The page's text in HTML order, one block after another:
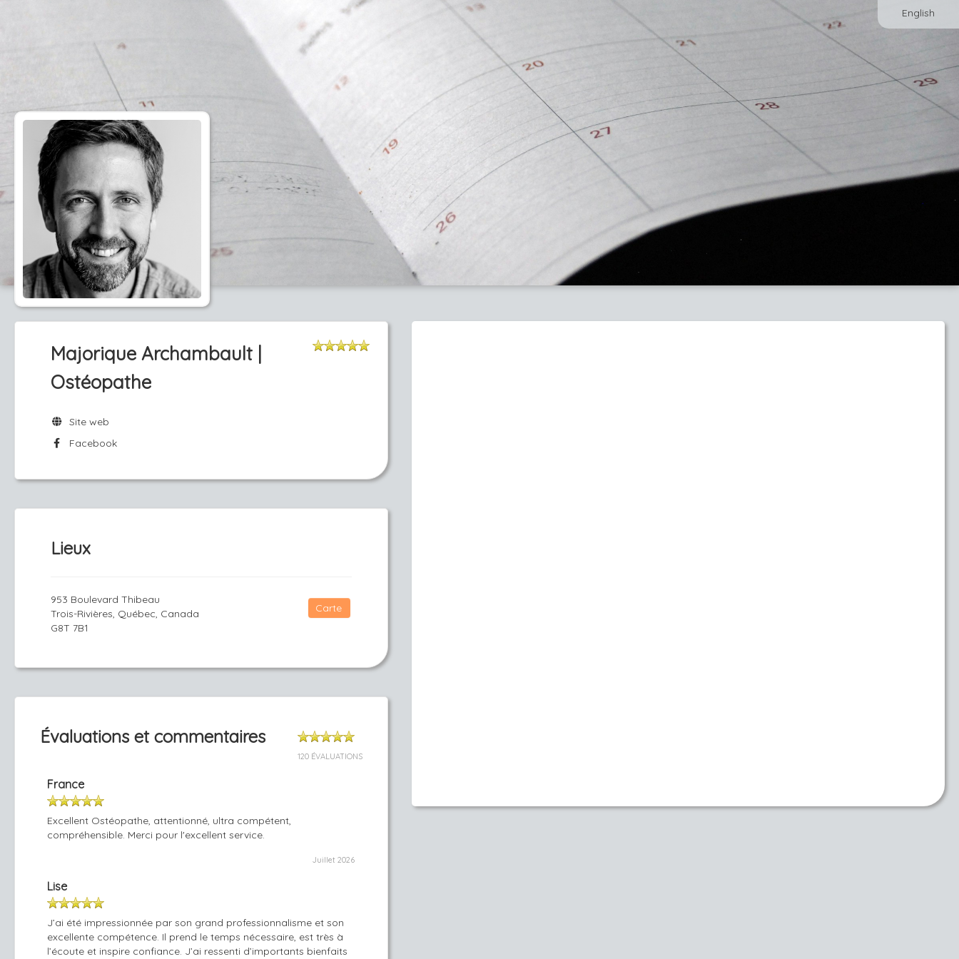
English
Majorique Archambault |
Ostéopathe
Site web
Facebook
Lieux
953 Boulevard Thibeau
Trois-Rivières, Québec, Canada
G8T 7B1
Carte
Évaluations et commentaires
120 ÉVALUATIONS
France
Excellent Ostéopathe, attentionné, ultra compétent,
compréhensible. Merci pour l'excellent service.
Juillet 2026
Lise
J’ai été impressionnée par son grand professionnalisme et son
excellente compétence. Il prend le temps nécessaire, est très à
l’écoute et inspire confiance. J’ai ressenti d’importants bienfaits